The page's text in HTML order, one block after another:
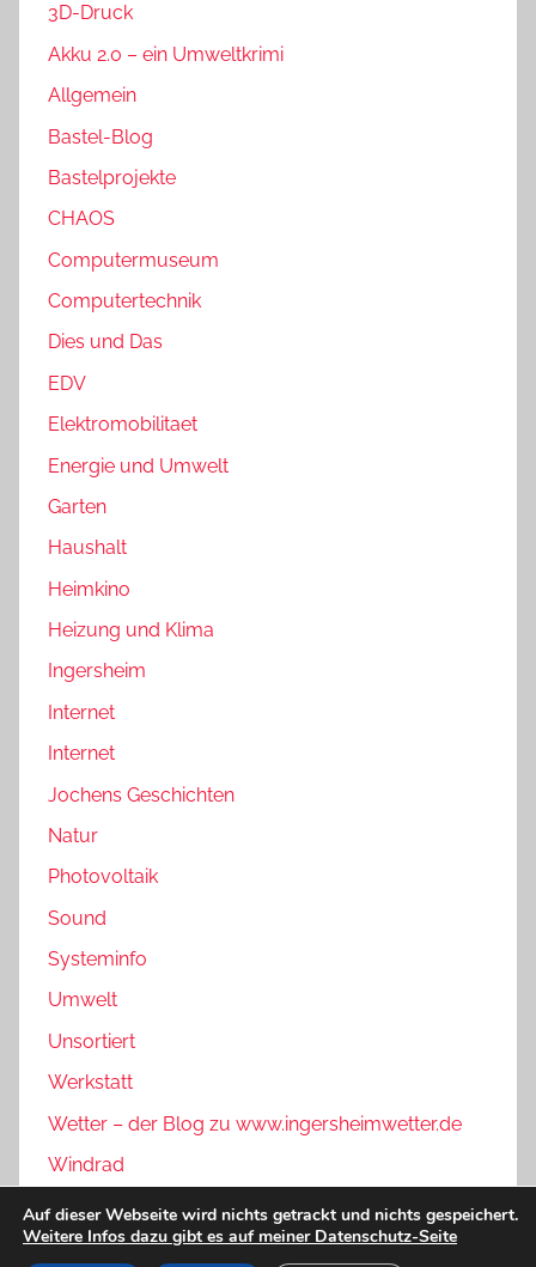
3D-Druck
Akku 2.0 – ein Umweltkrimi
Allgemein
Bastel-Blog
Bastelprojekte
CHAOS
Computermuseum
Computertechnik
Dies und Das
EDV
Elektromobilitaet
Energie und Umwelt
Garten
Haushalt
Heimkino
Heizung und Klima
Ingersheim
Internet
Internet
Jochens Geschichten
Natur
Photovoltaik
Sound
Systeminfo
Umwelt
Unsortiert
Werkstatt
Wetter – der Blog zu www.ingersheimwetter.de
Windrad
Auf dieser Webseite wird nichts getrackt und nichts gespeichert.
Weitere Infos dazu gibt es auf meiner Datenschutz-Seite